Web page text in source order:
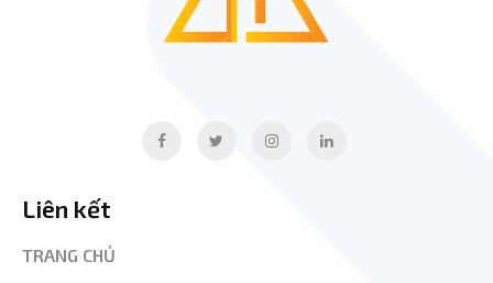
Liên kết
TRANG CHỦ